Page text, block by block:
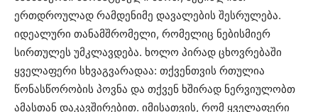
ერთდროულად რამდენიმე დავალების შესრულება.
იდეალური თანამშრომელი, რომელიც ნებისმიერ
სირთულეს უმკლავდება. ხოლო პირად ცხოვრებაში
ყველაფერი სხვაგვარადაა: თქვენთვის რთულია
წონასწორობის პოვნა და თქვენ ხშირად ნერვიულობთ
ამასთან დაკავშირებით. იმისათვის, რომ ყველაფერი